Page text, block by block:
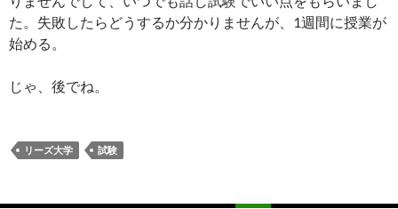
た。失敗したらどうするか分かりませんが、1週間に授業が
始める。
じゃ、後でね。
リーズ大学 試験